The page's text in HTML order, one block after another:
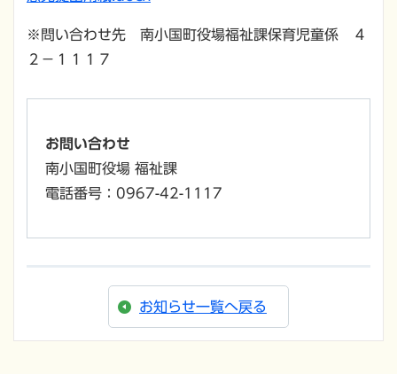
※問い合わせ先 南小国町役場福祉課保育児童係 ４
２－１１１７
お問い合わせ
南小国町役場 福祉課
電話番号：0967-42-1117
お知らせ一覧へ戻る